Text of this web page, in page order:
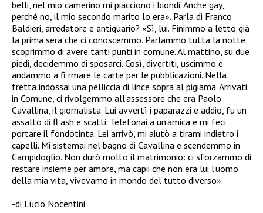
belli, nel mio camerino mi piacciono i biondi. Anche gay,
perché no, il mio secondo marito lo era». Parla di Franco
Baldieri, arredatore e antiquario? «Sì, lui. Finimmo a letto già
la prima sera che ci conoscemmo. Parlammo tutta la notte,
scoprimmo di avere tanti punti in comune. Al mattino, su due
piedi, decidemmo di sposarci. Così, divertiti, uscimmo e
andammo a fi rmare le carte per le pubblicazioni. Nella
fretta indossai una pelliccia di lince sopra al pigiama. Arrivati
in Comune, ci rivolgemmo all’assessore che era Paolo
Cavallina, il giornalista. Lui avvertì i paparazzi e addio, fu un
assalto di fl ash e scatti. Telefonai a un’amica e mi feci
portare il fondotinta. Lei arrivò, mi aiutò a tirami indietro i
capelli. Mi sistemai nel bagno di Cavallina e scendemmo in
Campidoglio. Non durò molto il matrimonio: ci sforzammo di
restare insieme per amore, ma capii che non era lui l’uomo
della mia vita, vivevamo in mondo del tutto diverso».
-di Lucio Nocentini